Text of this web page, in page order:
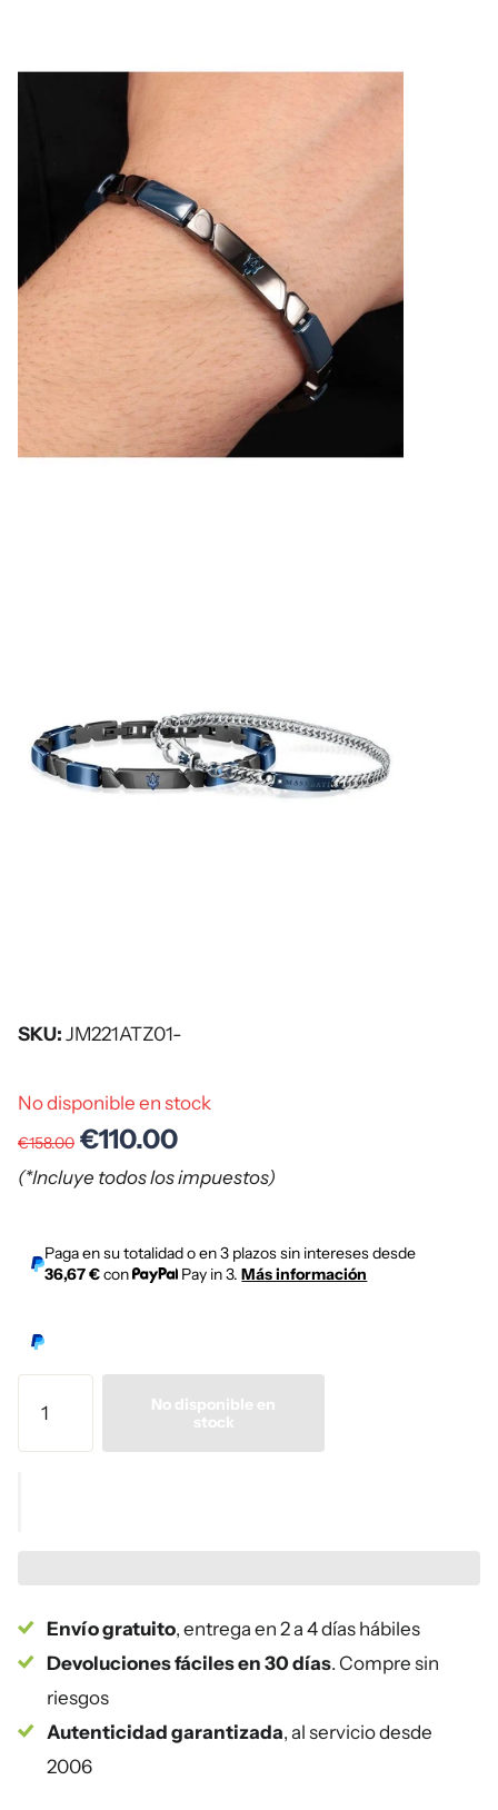
SKU:JM221ATZ01-
No disponible en stock
€158.00 €110.00
(*Incluye todos los impuestos)
Paga en su totalidad o en 3 plazos sin intereses desde
36,67 €con Pay in 3.Más información
No disponible en
stock
Envío gratuito, entrega en 2 a 4 días hábiles
Devoluciones fáciles en 30 días. Compre sin
riesgos
Autenticidad garantizada, al servicio desde
2006